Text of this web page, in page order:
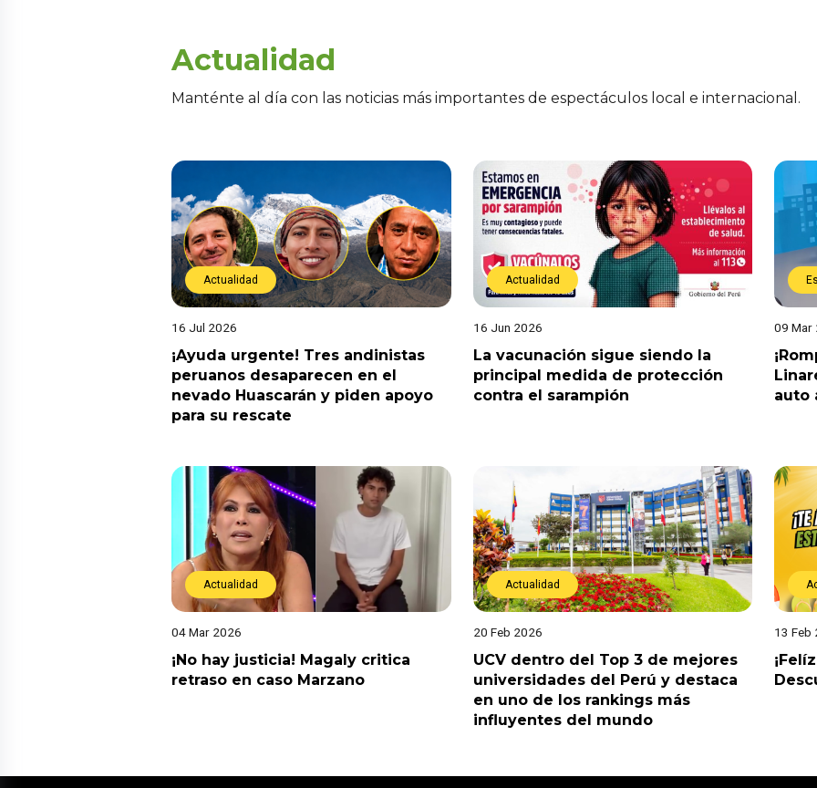
Actualidad
Manténte al día con las noticias más importantes de espectáculos local e internacional.
Actualidad
16 Jul 2026
¡Ayuda urgente! Tres andinistas
peruanos desaparecen en el
nevado Huascarán y piden apoyo
para su rescate
Actualidad
16 Jun 2026
La vacunación sigue siendo la
principal medida de protección
contra el sarampión
09 Mar
auto
Actualidad
04 Mar 2026
¡No hay justicia! Magaly critica
retraso en caso Marzano
Actualidad
20 Feb 2026
UCV dentro del Top 3 de mejores
universidades del Perú y destaca
en uno de los rankings más
influyentes del mundo
13 Feb